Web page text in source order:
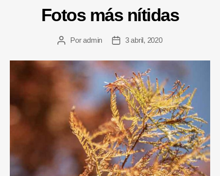
Fotos más nítidas
Poradmin 3 abril, 2020